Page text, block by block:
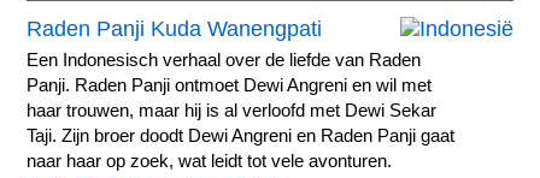
Raden Panji Kuda Wanengpati
Een Indonesisch verhaal over de liefde van Raden
Panji. Raden Panji ontmoet Dewi Angreni en wil met
haar trouwen, maar hij is al verloofd met Dewi Sekar
Taji. Zijn broer doodt Dewi Angreni en Raden Panji gaat
naar haar op zoek, wat leidt tot vele avonturen.